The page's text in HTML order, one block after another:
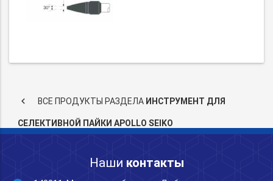
keyboard_arrow_left ВСЕ ПРОДУКТЫ РАЗДЕЛА ИНСТРУМЕНТ ДЛЯ
СЕЛЕКТИВНОЙ ПАЙКИ APOLLO SEIKO
Наши контакты